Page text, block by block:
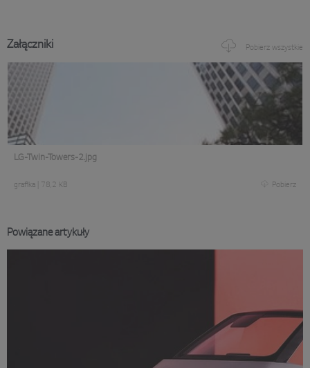
Załączniki Pobierz wszystkie
LG-Twin-Towers-2.jpg
grafika 78,2 KB Pobierz
Powiązane artykuły